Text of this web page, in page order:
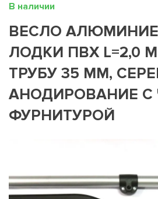
В наличии
ВЕСЛО
ЛОДКИ ПВХ L=2,0
ТРУБУ 35 ММ,
АНОДИРОВАНИЕ С
ФУРНИТУРОЙ